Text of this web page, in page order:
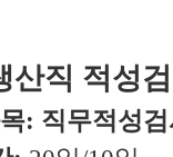
산직 적성
: 직무적성